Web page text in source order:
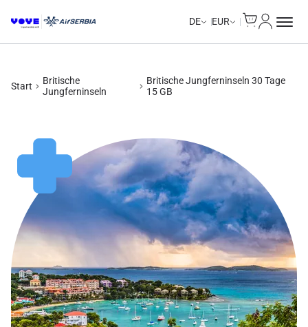
DE EUR
Start
Britische
Jungferninseln
Britische Jungferninseln 30 Tage
15 GB